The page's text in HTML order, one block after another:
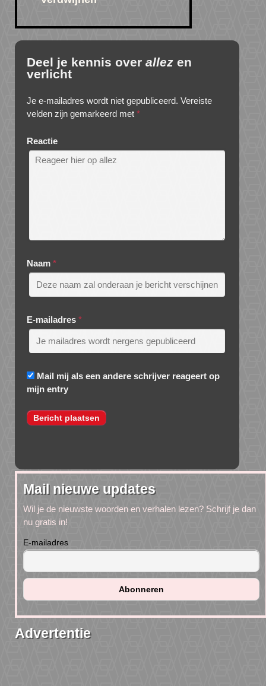
Deel je kennis over allez en
verlicht
Je e-mailadres wordt niet gepubliceerd. Vereiste
velden zijn gemarkeerd met *
Reactie
Naam *
E-mailadres *
Mail mij als een andere schrijver reageert op
mijn entry
Mail nieuwe updates
Wil je de nieuwste woorden en verhalen lezen? Schrijf je dan
nu gratis in!
E-mailadres
Advertentie